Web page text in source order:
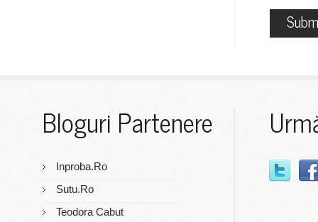
Bloguri Partenere
Inproba.ro
Sutu.ro
Teodora Cabut